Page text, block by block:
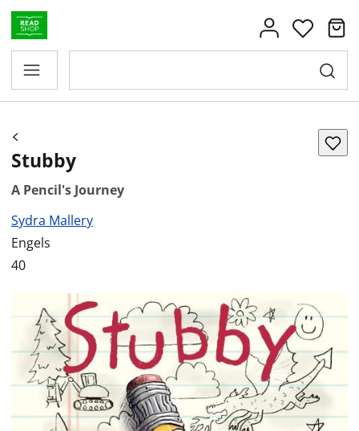
Stubby
A Pencil's Journey
Sydra Mallery
Engels
40